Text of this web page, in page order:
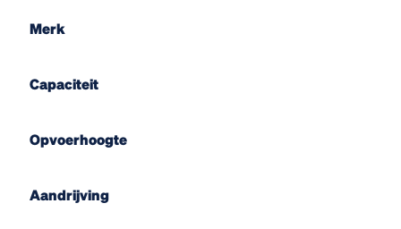
Merk
Capaciteit
Opvoerhoogte
Aandrijving